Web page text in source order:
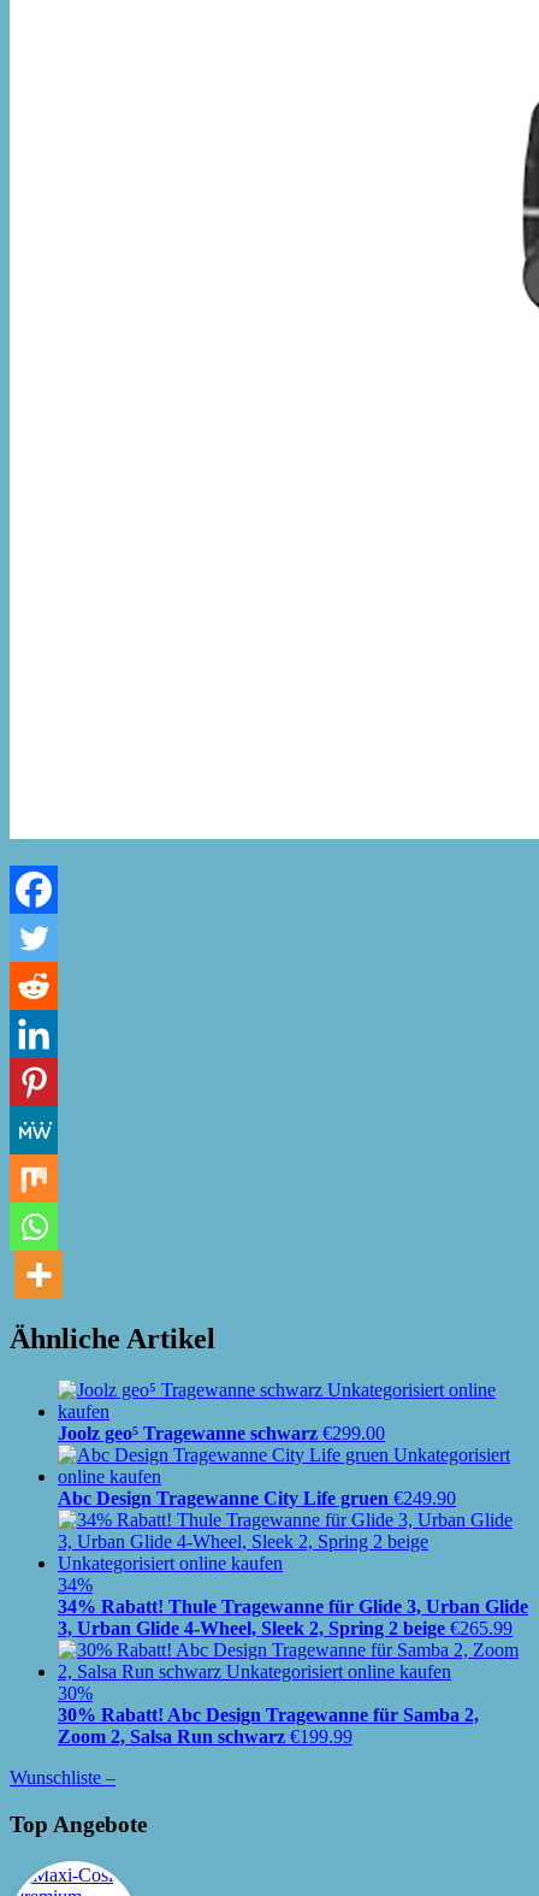
Ähnliche Artikel
Joolz geo⁵ Tragewanne schwarz €299.00
Abc Design Tragewanne City Life gruen €249.90
34%
34% Rabatt! Thule Tragewanne für Glide 3, Urban Glide
3, Urban Glide 4-Wheel, Sleek 2, Spring 2 beige €265.99
30%
30% Rabatt! Abc Design Tragewanne für Samba 2,
Zoom 2, Salsa Run schwarz €199.99
Wunschliste –
Top Angebote